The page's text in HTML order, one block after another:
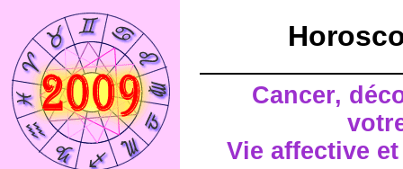
Cancer,
Vie affective